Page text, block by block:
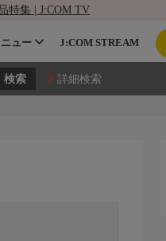
特集 | J:COM TV
ュー J:COM STREAM
詳細検索